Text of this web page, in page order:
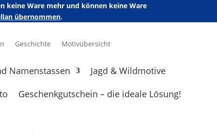
keine Ware mehr und können keine Ware
übernommen.
Geschichte Motivübersicht
Namenstassen
Jagd & Wildmotive
Geschenkgutschein – die ideale Lösung!